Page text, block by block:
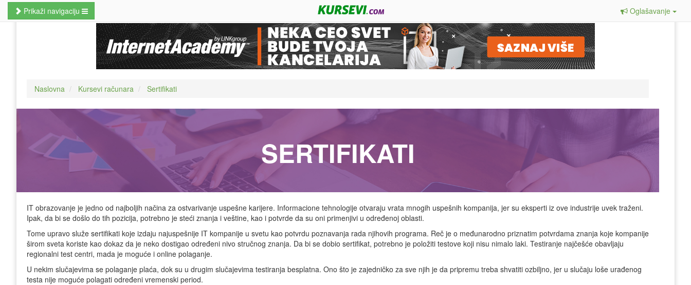
Prikaži navigaciju
Oglašavanje
Kursevi računara
Prekvalifikacije i zanati
Hobi kursevi
Naslovna Kursevi računara Sertifikati
SERTIFIKATI
IT obrazovanje je jedno od najboljih načina za ostvarivanje uspešne karijere. Informacione tehnologije otvaraju vrata mnogih uspešnih kompanija, jer su eksperti iz ove industrije uvek traženi.
Ipak, da bi se došlo do tih pozicija, potrebno je steći znanja i veštine, kao i potvrde da su oni primenjivi u određenoj oblasti.
Tome upravo služe sertifikati koje izdaju najuspešnije IT kompanije u svetu kao potvrdu poznavanja rada njihovih programa. Reč je o međunarodno priznatim potvrdama znanja koje kompanije
širom sveta koriste kao dokaz da je neko dostigao određeni nivo stručnog znanja. Da bi se dobio sertifikat, potrebno je položiti testove koji nisu nimalo laki. Testiranje najčešće obavljaju
regionalni test centri, mada je moguće i online polaganje.
U nekim slučajevima se polaganje plaća, dok su u drugim slučajevima testiranja besplatna. Ono što je zajedničko za sve njih je da pripremu treba shvatiti ozbiljno, jer u slučaju loše urađenog
testa nije moguće polagati određeni vremenski period.